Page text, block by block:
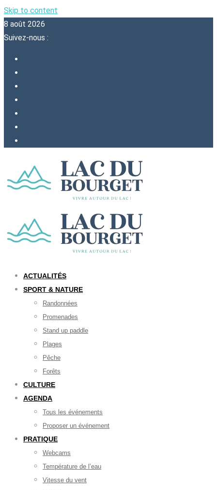
Skip to content
8 août 2026
Suivez-nous :
ACTUALITÉS
SPORT & NATURE
Randonnées
Promenades
Stand up paddle
Plages
Pêche
Forêts
CULTURE
AGENDA
Tous les événements
Proposer un événement
PRATIQUE
Webcams
Température de l’eau
Vitesse du vent